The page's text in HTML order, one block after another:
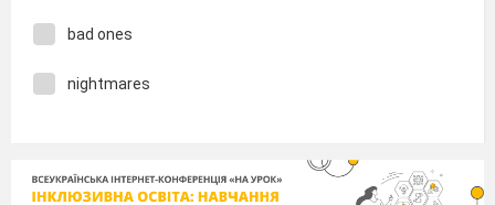
bad ones
nightmares